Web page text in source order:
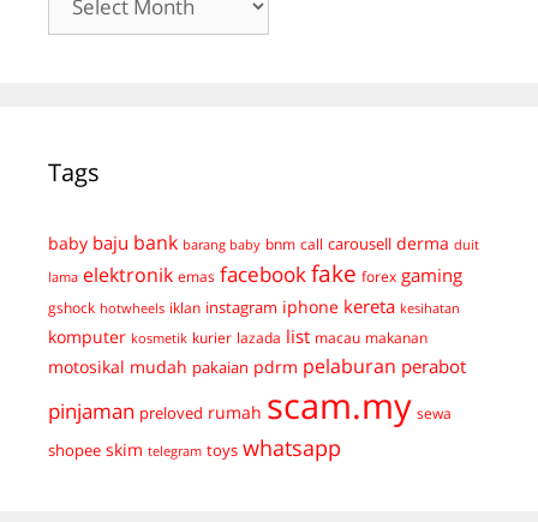
Tags
baby baju bank barang baby bnm call carousell derma duit
lama elektronik emas facebook fake forex gaming
gshock hotwheels iklan instagram iphone kereta kesihatan
komputer kosmetik kurier lazada list macau makanan
motosikal mudah pakaian pdrm pelaburan perabot
pinjaman preloved rumah scam.my sewa
shopee skim telegram toys whatsapp